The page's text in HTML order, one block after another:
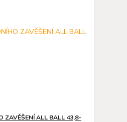
ZAVĚŠENÍ ALL BALL 43,8-